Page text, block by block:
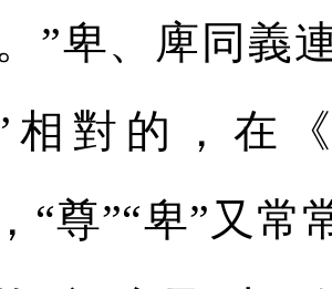
”卑、庳同義
相對的，在
“尊”“卑”又